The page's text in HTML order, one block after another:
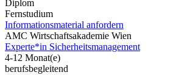
Diplom
Fernstudium
Informationsmaterial anfordern
AMC Wirtschaftsakademie Wien
Experte*in Sicherheitsmanagement
4-12 Monat(e)
berufsbegleitend